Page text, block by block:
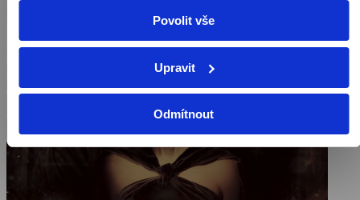
Povolit vše
Upravit
Odmítnout